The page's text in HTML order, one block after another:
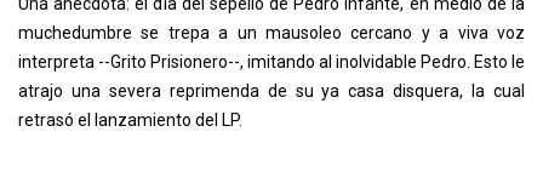
muchedumbre se trepa a un mausoleo cercano y a viva voz
interpreta --Grito Prisionero--, imitando al inolvidable Pedro. Esto le
atrajo una severa reprimenda de su ya casa disquera, la cual
retrasó el lanzamiento del LP.